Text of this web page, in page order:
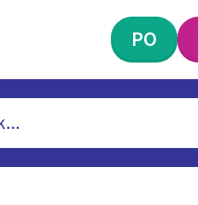
PO